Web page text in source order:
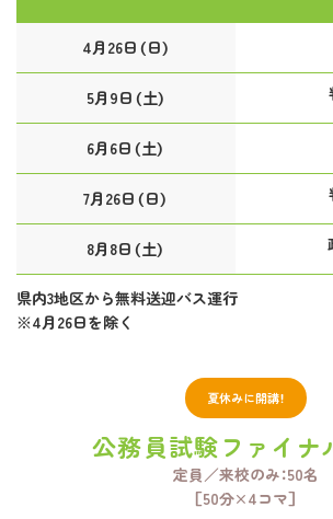
4月26日（日）
5月9日（土）
6月6日（土）
7月26日（日）
8月8日（土）
県内3地区から無料送迎バス運行
※4月26日を除く
夏休みに開講！
公務員試験ファイナ
定員／来校のみ：50名
［50分×4コマ］